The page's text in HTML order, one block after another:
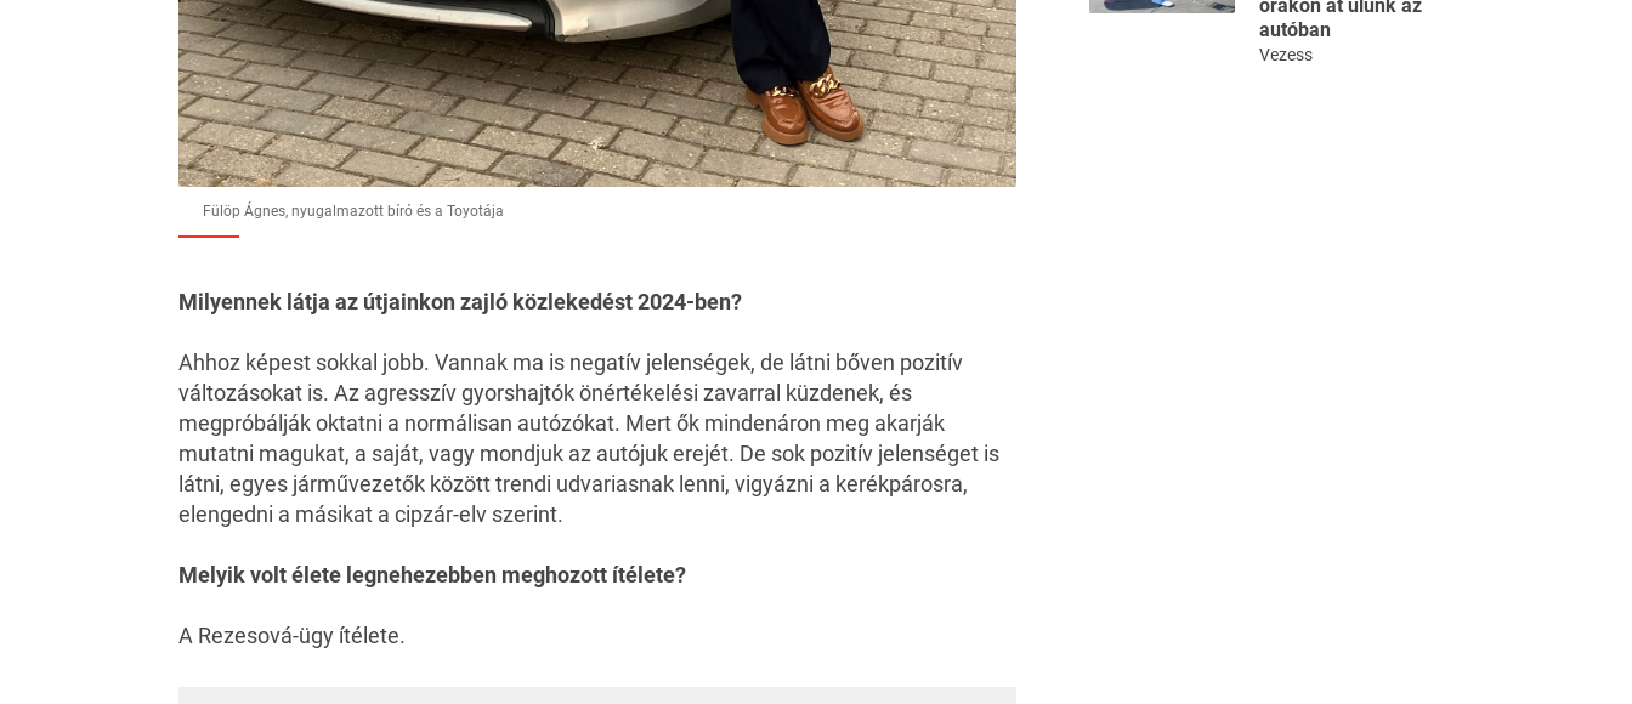
Fülöp Ágnes, nyugalmazott bíró és a Toyotája
Milyennek látja az útjainkon zajló közlekedést 2024-ben?
Ahhoz képest sokkal jobb. Vannak ma is negatív jelenségek, de látni bőven pozitív
változásokat is. Az agresszív gyorshajtók önértékelési zavarral küzdenek, és
megpróbálják oktatni a normálisan autózókat. Mert ők mindenáron meg akarják
mutatni magukat, a saját, vagy mondjuk az autójuk erejét. De sok pozitív jelenséget is
látni, egyes járművezetők között trendi udvariasnak lenni, vigyázni a kerékpárosra,
elengedni a másikat a cipzár-elv szerint.
Melyik volt élete legnehezebben meghozott ítélete?
A Rezesová-ügy ítélete.
órákon át ülünk az
autóban
Vezess